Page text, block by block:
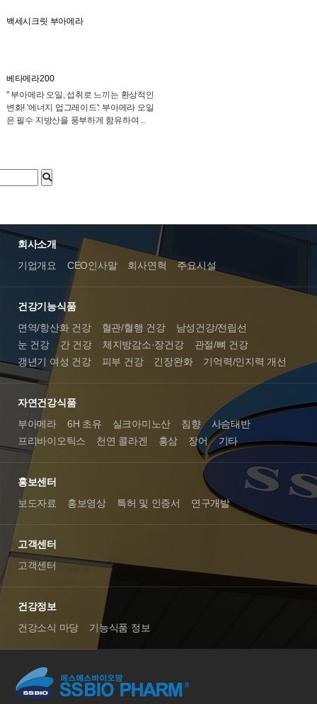
백세시크릿 부아메라
베타메라200
" 부아메라 오일, 섭취로 느끼는 환상적인
변화! '에너지 업그레이드': 부아메라 오일
은 필수 지방산을 풍부하게 함유하여 ..
회사소개
기업개요
CEO인사말 회사연혁 주요시설
건강기능식품
면역/항산화 건강
혈관/혈행 건강
남성건강/전립선
눈 건강
간 건강 체지방감소·장건강
관절/뼈 건강
갱년기 여성 건강
피부 건강 긴장완화 기억력/인지력 개선
자연건강식품
부아메라
6H 초유 실크아미노산 침향
사슴태반
프리바이오틱스
천연 콜라겐 홍삼 장어 기타
홍보센터
보도자료
홍보영상 특허 및 인증서 연구개발
고객센터
고객센터
건강정보
건강소식 마당
기능식품 정보